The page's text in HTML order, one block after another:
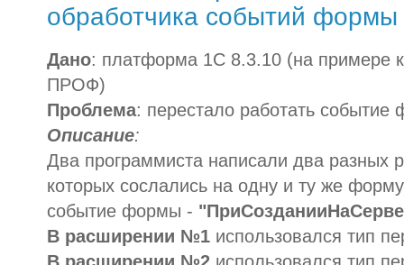
обработчика событий формы
Дано: платформа 1С 8.3.10 (на примере
ПРОФ)
Проблема: перестало работать
Описание:
Два программиста написали два разных
которых сослались на одну и ту же
событие формы -
В расширении №1 использовался тип
В расширении №2 использовался тип